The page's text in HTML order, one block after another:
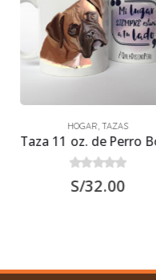
HOGAR, TAZAS
out of 5
S/32.00